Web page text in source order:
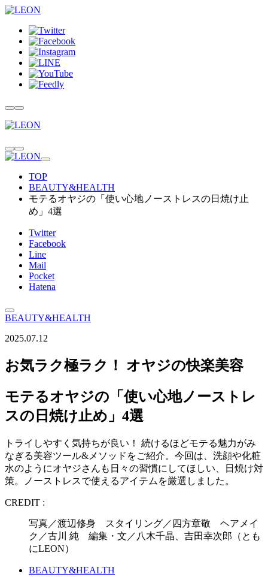
TOP
BEAUTY&HEALTH
モテるオヤジの「使い心地ノーストレスの日焼け止
め」4選
Twitter
Facebook
Line
Mail
Pocket
Hatena
BEAUTY&HEALTH
2025.07.12
お気ラク極ラク！ オヤジの快楽美容
モテるオヤジの「使い心地ノーストレ
スの日焼け止め」4選
トライしやすく気持ちが良い！ 続けるほどモテる魅力がみ
なぎる美容ツール&メソッドをご紹介。今回は、洗顔や化粧
水のようにオヤジさんも日々の習慣にしてほしい、日焼け対
策。ノーストレスで使えるアイテムを厳選しました。
CREDIT :
写真／渡辺修身 スタイリング／四方章敬 ヘアメイ
ク／古川 純 編集・文／八木千晶、吉田幸次郎（とも
にLEON）
BEAUTY&HEALTH